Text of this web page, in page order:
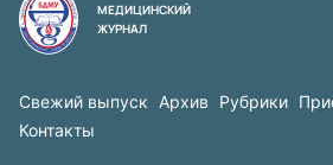
МЕДИЦИНСКИЙ
ЖУРНАЛ
Свежий выпуск Архив Рубрики
Контакты